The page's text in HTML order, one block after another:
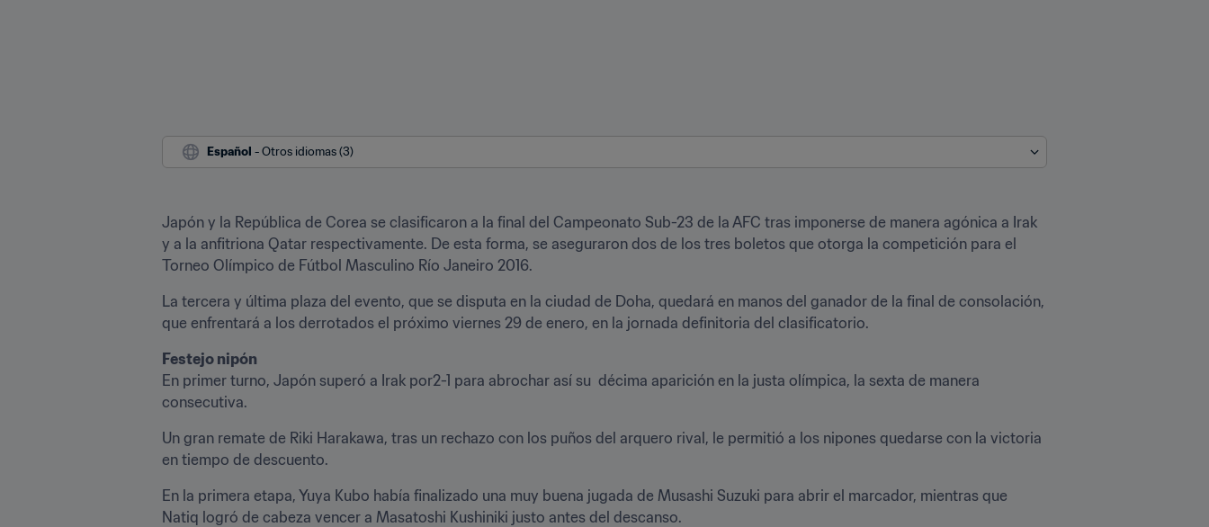
Español - Otros idiomas (3)
Japón y la República de Corea se clasificaron a la final del Campeonato Sub-23 de la AFC tras imponerse de manera agónica a Irak
y a la anfitriona Qatar respectivamente. De esta forma, se aseguraron dos de los tres boletos que otorga la competición para el
Torneo Olímpico de Fútbol Masculino Río Janeiro 2016.
La tercera y última plaza del evento, que se disputa en la ciudad de Doha, quedará en manos del ganador de la final de consolación,
que enfrentará a los derrotados el próximo viernes 29 de enero, en la jornada definitoria del clasificatorio.
Festejo nipón
En primer turno, Japón superó a Irak por2-1 para abrochar así su  décima aparición en la justa olímpica, la sexta de manera
consecutiva.
Un gran remate de Riki Harakawa, tras un rechazo con los puños del arquero rival, le permitió a los nipones quedarse con la victoria
en tiempo de descuento.
En la primera etapa, Yuya Kubo había finalizado una muy buena jugada de Musashi Suzuki para abrir el marcador, mientras que
Natiq logró de cabeza vencer a Masatoshi Kushiniki justo antes del descanso.